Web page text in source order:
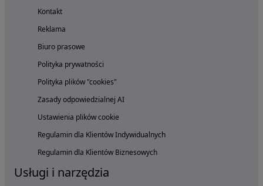
Kontakt
Reklama
Biuro prasowe
Polityka prywatności
Polityka plików "cookies"
Zasady odpowiedzialnej AI
Ustawienia plików cookie
Regulamin dla Klientów Indywidualnych
Regulamin dla Klientów Biznesowych
Usługi i narzędzia